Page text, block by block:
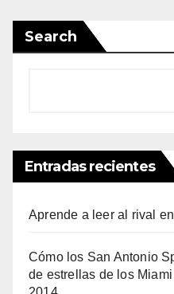
Search
Entradas recientes
Aprende a leer al rival
Cómo los San Antonio
de estrellas de los